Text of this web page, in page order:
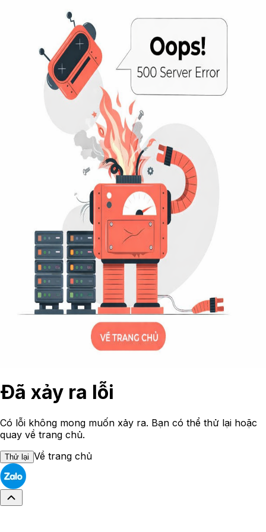
Đã xảy ra lỗi
Có lỗi không mong muốn xảy ra. Bạn có thể thử lại hoặc
quay về trang chủ.
Thử lại Về trang chủ